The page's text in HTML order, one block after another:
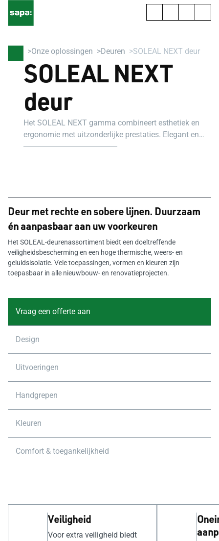
Onze oplossingen Deuren SOLEAL NEXT deur
SOLEAL NEXT
deur
Het SOLEAL NEXT gamma combineert esthetiek en
ergonomie met uitzonderlijke prestaties. Elegant en
eigentijds, zowel bij nieuwbouw als bij renovatie.
Deur met rechte en sobere lijnen. Duurzaam
én aanpasbaar aan uw voorkeuren
Het SOLEAL-deurenassortiment biedt een doeltreffende
veiligheidsbescherming en een hoge thermische, weers- en
geluidsisolatie. Vele toepassingen, vormen en kleuren zijn
toepasbaar in alle nieuwbouw- en renovatieprojecten.
Vraag een offerte aan
Design
Uitvoeringen
Handgrepen
Kleuren
Comfort & toegankelijkheid
Veiligheid
Voor extra veiligheid biedt